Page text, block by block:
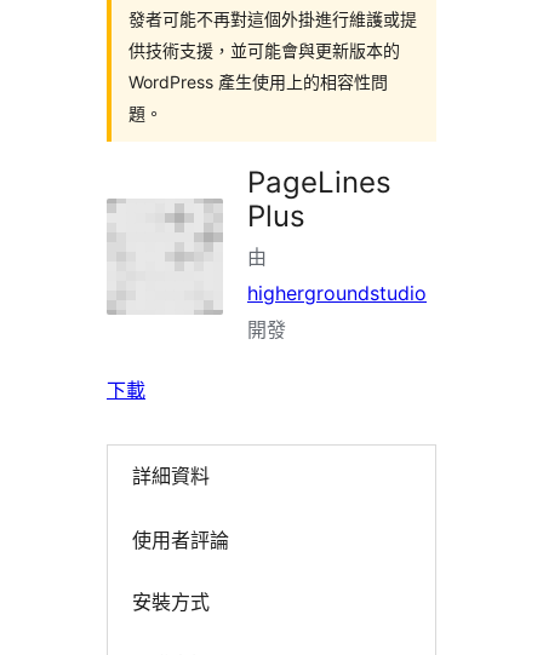
發者可能不再對這個外掛進行維護或提
供技術支援，並可能會與更新版本的
WordPress 產生使用上的相容性問
題。
PageLines
Plus
由
highergroundstudio
開發
下載
詳細資料
使用者評論
安裝方式